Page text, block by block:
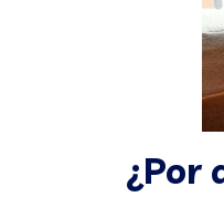
¿Por